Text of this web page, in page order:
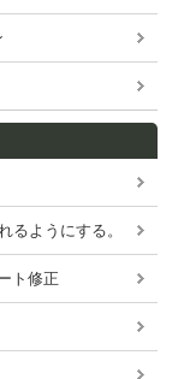
るようにする。
ト修正